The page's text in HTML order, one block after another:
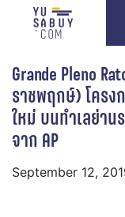
Grande Pleno
ราชพฤกษ์) โครง
ใหม่ บนทำเลย่า
จาก AP
September 12,